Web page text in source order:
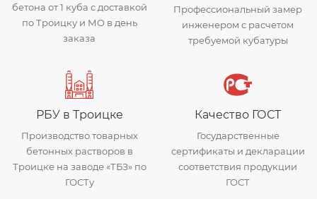
бетона от 1 куба с доставкой
по Троицку и МО в день
заказа
Профессиональный замер
инженером с расчетом
требуемой кубатуры
РБУ в Троицке
Производство товарных
бетонных растворов в
Троицке на заводе «ТБЗ» по
ГОСТу
Качество ГОСТ
Государственные
сертификаты и декларации
соответствия продукции
ГОСТ